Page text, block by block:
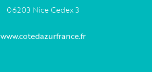
06203 Nice Cedex 3
www.cotedazurfrance.fr